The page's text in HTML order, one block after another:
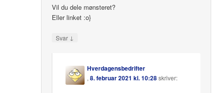
Vil du dele mønsteret?
Eller linket :o}
Svar ↓
Hverdagensbedrifter
,8. februar 2021 kl. 10:28skriver: